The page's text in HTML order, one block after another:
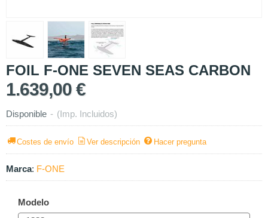
FOIL F-ONE SEVEN SEAS CARBON
1.639,00 €
Disponible - (Imp. Incluidos)
Costes de envío Ver descripción Hacer pregunta
Marca: F-ONE
Modelo